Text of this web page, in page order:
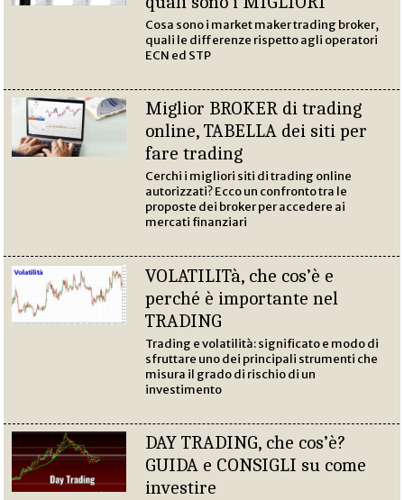
Cosa sono i market maker trading broker,
quali le differenze rispetto agli operatori
ECN ed STP
Miglior BROKER di trading
online, TABELLA dei siti per
fare trading
Cerchi i migliori siti di trading online
autorizzati? Ecco un confronto tra le
proposte dei broker per accedere ai
mercati finanziari
VOLATILITà, che cos’è e
perché è importante nel
TRADING
Trading e volatilità: significato e modo di
sfruttare uno dei principali strumenti che
misura il grado di rischio di un
investimento
DAY TRADING, che cos’è?
GUIDA e CONSIGLI su come
investire